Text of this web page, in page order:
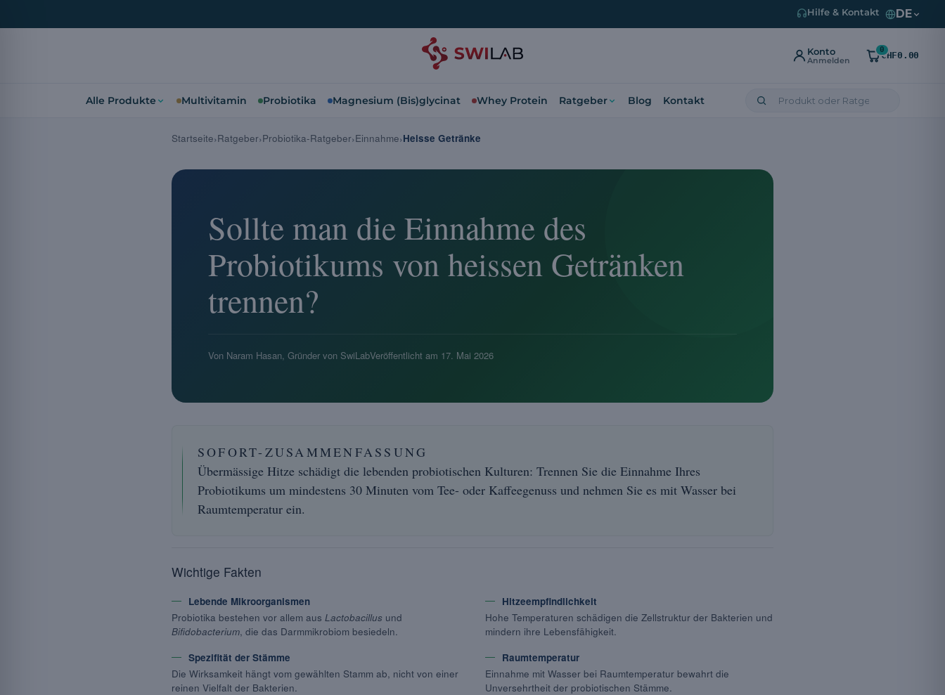
Hilfe & Kontakt DE
Konto
Anmelden
0
CHF0.00
Alle Produkte Multivitamin Probiotika Magnesium (Bis)glycinat Whey Protein Ratgeber Blog Kontakt
Sollte man die Einnahme des
Probiotikums von heissen Getränken
trennen?
Von Naram Hasan, Gründer von SwiLabVeröffentlicht am 17. Mai 2026
SOFORT-ZUSAMMENFASSUNG
Übermässige Hitze schädigt die lebenden probiotischen Kulturen: Trennen Sie die Einnahme Ihres
Probiotikums um mindestens 30 Minuten vom Tee- oder Kaffeegenuss und nehmen Sie es mit Wasser bei
Raumtemperatur ein.
Wichtige Fakten
Lebende Mikroorganismen
Probiotika bestehen vor allem aus Lactobacillus und
Bifidobacterium, die das Darmmikrobiom besiedeln.
Hitzeempfindlichkeit
Hohe Temperaturen schädigen die Zellstruktur der Bakterien und
mindern ihre Lebensfähigkeit.
Spezifität der Stämme
Die Wirksamkeit hängt vom gewählten Stamm ab, nicht von einer
reinen Vielfalt der Bakterien.
Raumtemperatur
Einnahme mit Wasser bei Raumtemperatur bewahrt die
Unversehrtheit der probiotischen Stämme.
Startseite Ratgeber Probiotika-Ratgeber Einnahme Heisse Getränke